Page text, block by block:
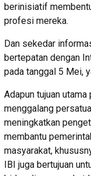
berinisiatif
profesi mereka.
Dan sekedar
bertepatan dengan
pada tanggal 5 Mei,
Adapun tujuan
menggalang
meningkatkan
membantu
masyarakat,
IBI juga bertujuan